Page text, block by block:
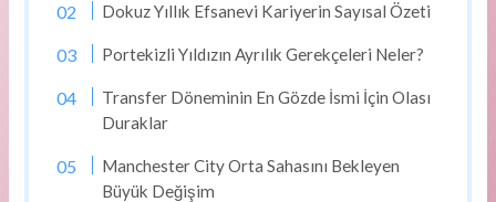
Dokuz Yıllık Efsanevi Kariyerin Sayısal Özeti
Portekizli Yıldızın Ayrılık Gerekçeleri Neler?
Transfer Döneminin En Gözde İsmi İçin Olası
Duraklar
Manchester City Orta Sahasını Bekleyen
Büyük Değişim